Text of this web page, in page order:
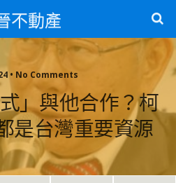
不動產
• No Comments
」與他合作？柯
是台灣重要資源